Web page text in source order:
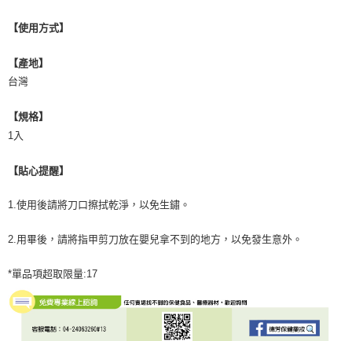
【使用方式】
【產地】
台灣
【規格】
1入
【貼心提醒】
1.使用後請將刀口擦拭乾淨，以免生鏽。
2.用畢後，請將指甲剪刀放在嬰兒拿不到的地方，以免發生意外。
*單品項超取限量:17